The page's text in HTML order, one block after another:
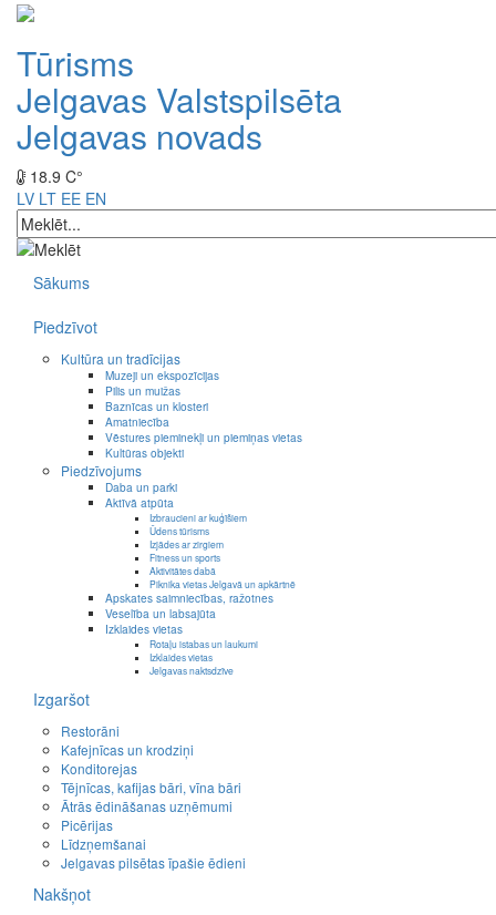
Tūrisms
Jelgavas Valstspilsēta
Jelgavas novads
18.9 C°
LV LT EE EN
Sākums
Piedzīvot
Kultūra un tradīcijas
Muzeji un ekspozīcijas
Pilis un muižas
Baznīcas un klosteri
Amatniecība
Vēstures pieminekļi un piemiņas vietas
Kultūras objekti
Piedzīvojums
Daba un parki
Aktīvā atpūta
Izbraucieni ar kuģīšiem
Ūdens tūrisms
Izjādes ar zirgiem
Fitness un sports
Aktivitātes dabā
Piknika vietas Jelgavā un apkārtnē
Apskates saimniecības, ražotnes
Veselība un labsajūta
Izklaides vietas
Rotaļu istabas un laukumi
Izklaides vietas
Jelgavas naktsdzīve
Izgaršot
Restorāni
Kafejnīcas un krodziņi
Konditorejas
Tējnīcas, kafijas bāri, vīna bāri
Ātrās ēdināšanas uzņēmumi
Picērijas
Līdzņemšanai
Jelgavas pilsētas īpašie ēdieni
Nakšņot